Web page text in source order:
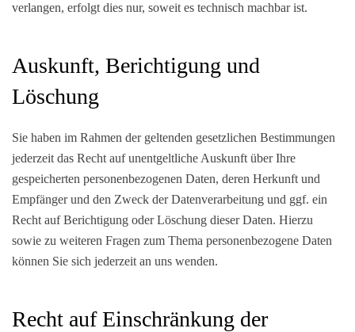
verlangen, erfolgt dies nur, soweit es technisch machbar ist.
Auskunft, Berichtigung und
Löschung
Sie haben im Rahmen der geltenden gesetzlichen Bestimmungen
jederzeit das Recht auf unentgeltliche Auskunft über Ihre
gespeicherten personenbezogenen Daten, deren Herkunft und
Empfänger und den Zweck der Datenverarbeitung und ggf. ein
Recht auf Berichtigung oder Löschung dieser Daten. Hierzu
sowie zu weiteren Fragen zum Thema personenbezogene Daten
können Sie sich jederzeit an uns wenden.
Recht auf Einschränkung der